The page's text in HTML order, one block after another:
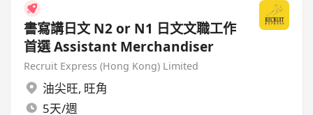
書寫講日文 N2 or N1 日文文職工作
首選 Assistant Merchandiser
Recruit Express (Hong Kong) Limited
油尖旺, 旺角
5天/週